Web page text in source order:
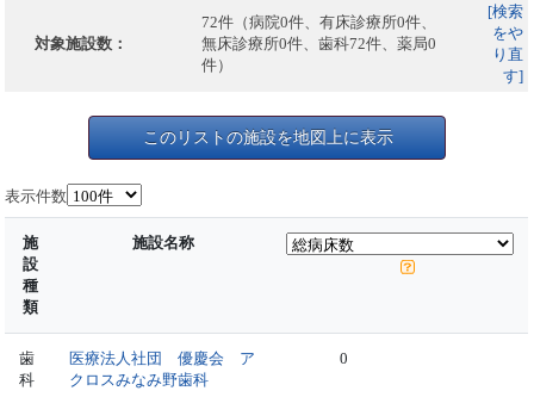
対象施設数：
72件（病院0件、有床診療所0件、
無床診療所0件、歯科72件、薬局0
件）
[検索
をや
り直
す]
このリストの施設を地図上に表示
表示件数
施
設
種
類
施設名称
歯
科
医療法人社団 優慶会 ア
クロスみなみ野歯科
0